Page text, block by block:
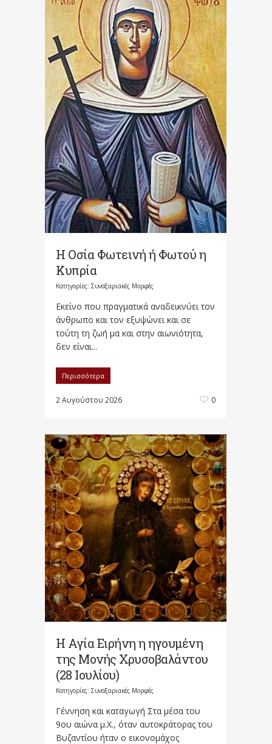
Η Οσία Φωτεινή ή Φωτού η
Κυπρία
Κατηγορίες: Συναξαριακές Μορφές
Εκείνο που πραγματικά αναδεικνύει τον
άνθρωπο και τον εξυψώνει και σε
τούτη τη ζωή μα και στην αιωνιότητα,
δεν είναι...
Περισσότερα
2 Αυγούστου 2026 0
Η Αγία Ειρήνη η ηγουμένη
της Μονής Χρυσοβαλάντου
(28 Ιουλίου)
Κατηγορίες: Συναξαριακές Μορφές
Γέννηση και καταγωγή Στα μέσα του
9ου αιώνα μ.Χ., όταν αυτοκράτορας του
Βυζαντίου ήταν ο εικονομάχος